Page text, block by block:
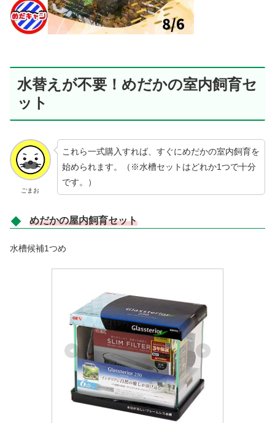
水替えが不要！めだかの室内飼育セ
ット
ごまお
これら一式購入すれば、すぐにめだかの室内飼育を
始められます。（※水槽セットはどれか1つで十分
です。）
めだかの屋内飼育セット
水槽候補1つめ